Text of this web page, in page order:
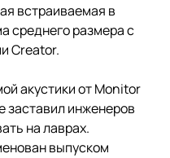
встраиваемая в
среднего размера с
Creator.
акустики от Monitor
заставил инженеров
на лаврах.
выпуском